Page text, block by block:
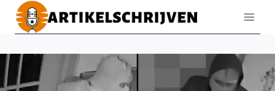
Doorgaan
naar